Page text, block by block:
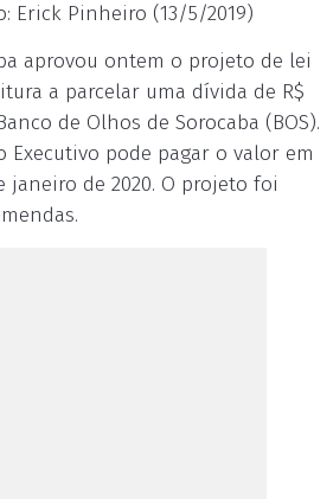
Erick Pinheiro (13/5/2019)
aprovou ontem o projeto de lei
a parcelar uma dívida de R$
de Olhos de Sorocaba (BOS).
Executivo pode pagar o valor em
janeiro de 2020. O projeto foi